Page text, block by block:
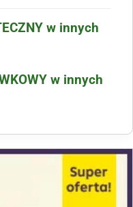
w innych
w innych